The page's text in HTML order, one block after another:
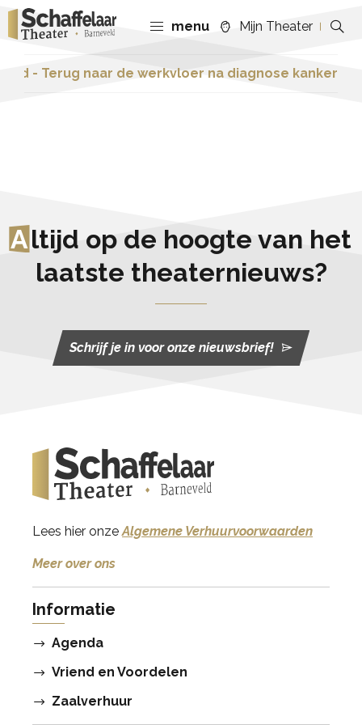
menu Mijn Theater
- Terug naar de werkvloer na diagnose kanker
Altijd op de hoogte van het
laatste theaternieuws?
Schrijf je in voor onze nieuwsbrief!
Lees hier onze Algemene Verhuurvoorwaarden
Meer over ons
Informatie
Agenda
Vriend en Voordelen
Zaalverhuur